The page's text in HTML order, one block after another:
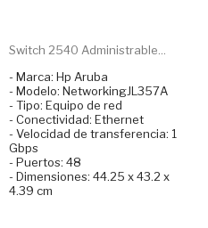
Switch 2540 Administrable...
- Marca: Hp Aruba
- Modelo: NetworkingJL357A
- Tipo: Equipo de red
- Conectividad: Ethernet
- Velocidad de transferencia: 1
Gbps
- Puertos: 48
- Dimensiones: 44.25 x 43.2 x
4.39 cm